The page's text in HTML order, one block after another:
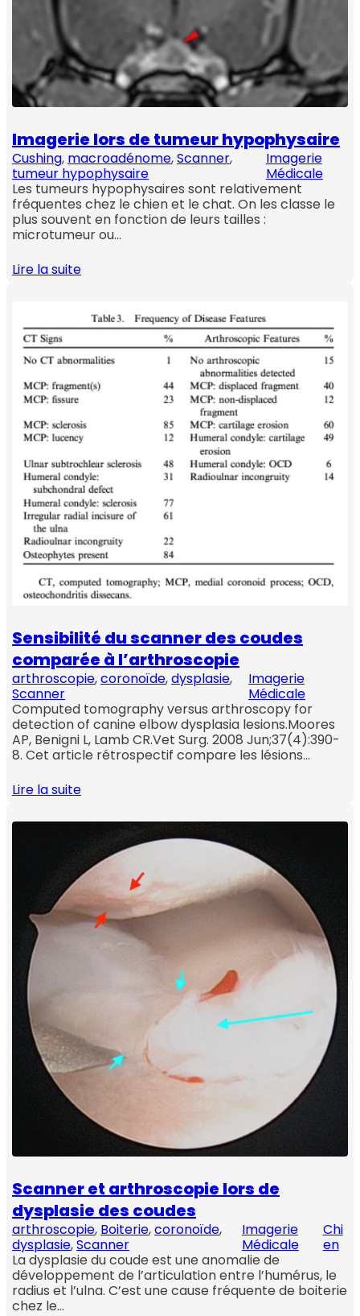
Imagerie lors de tumeur hypophysaire
Cushing, macroadénome, Scanner,
tumeur hypophysaire
Imagerie
Médicale
Les tumeurs hypophysaires sont relativement
fréquentes chez le chien et le chat. On les classe le
plus souvent en fonction de leurs tailles :
microtumeur ou…
Lire la suite
Sensibilité du scanner des coudes
comparée à l’arthroscopie
arthroscopie, coronoïde, dysplasie,
Scanner
Imagerie
Médicale
Computed tomography versus arthroscopy for
detection of canine elbow dysplasia lesions.Moores
AP, Benigni L, Lamb CR.Vet Surg. 2008 Jun;37(4):390-
8. Cet article rétrospectif compare les lésions…
Lire la suite
Scanner et arthroscopie lors de
dysplasie des coudes
arthroscopie, Boiterie, coronoïde,
dysplasie, Scanner
Imagerie
Médicale
Chi
en
La dysplasie du coude est une anomalie de
développement de l’articulation entre l’humérus, le
radius et l’ulna. C’est une cause fréquente de boiterie
chez le…